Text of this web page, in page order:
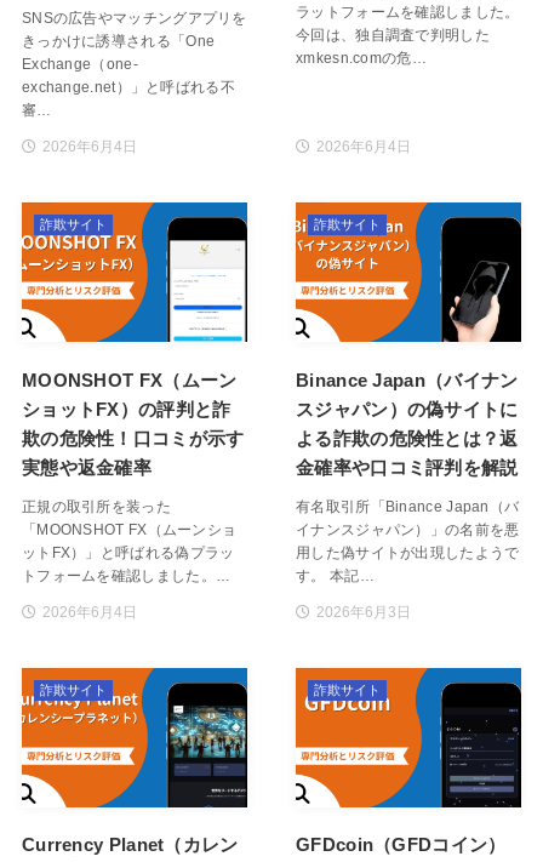
SNSの広告やマッチングアプリを
きっかけに誘導される「One
Exchange（one-
exchange.net）」と呼ばれる不
審…
2026年6月4日
ラットフォームを確認しました。
今回は、独自調査で判明した
xmkesn.comの危…
2026年6月4日
MOONSHOT FX（ムーン
ショットFX）の評判と詐
欺の危険性！口コミが示す
実態や返金確率
正規の取引所を装った
「MOONSHOT FX（ムーンショ
ットFX）」と呼ばれる偽プラッ
トフォームを確認しました。…
2026年6月4日
詐欺サイト
Binance Japan（バイナン
スジャパン）の偽サイトに
よる詐欺の危険性とは？返
金確率や口コミ評判を解説
有名取引所「Binance Japan（バ
イナンスジャパン）」の名前を悪
用した偽サイトが出現したようで
す。 本記…
2026年6月3日
詐欺サイト
Currency Planet（カレン
詐欺サイト
GFDcoin（GFDコイン）
詐欺サイト